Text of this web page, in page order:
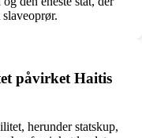
påvirket Haitis
herunder statskup,